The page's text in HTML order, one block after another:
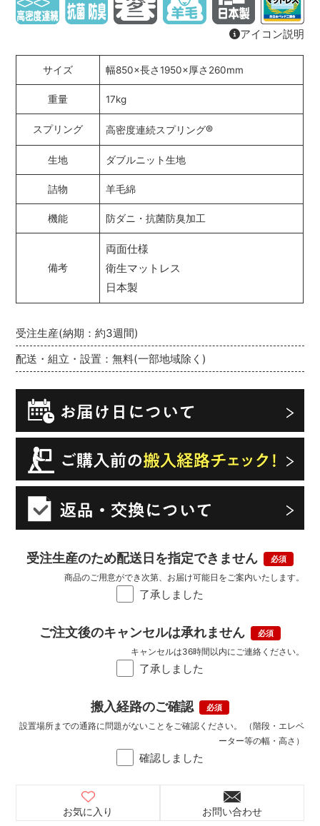
受注生産(納期：約3週間)
配送・組立・設置：無料(一部地域除く)
受注生産のため配送日を指定できません
了承しました
商品のご用意ができ次第、お届け可能日をご案内いたします。
ご注文後のキャンセルは承れません
了承しました
キャンセルは36時間以内にご連絡ください。
搬入経路のご確認
確認しました
設置場所までの通路に問題がないことをご確認ください。 （階段・エレベ
ーター等の幅・高さ）
お気に入り お問い合わせ
アイコン説明
サイズ 幅850×長さ1950×厚さ260mm
重量 17kg
スプリング 高密度連続スプリング®
生地 ダブルニット生地
詰物 羊毛綿
機能 防ダニ・抗菌防臭加工
備考
両面仕様
衛生マットレス
日本製